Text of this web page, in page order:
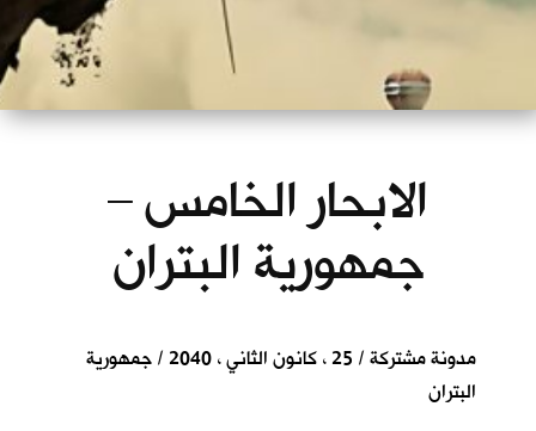
الابحار الخامس –
جمهورية البتران
مدونة مشتركة / 25 ، كانون الثاني ، 2040 / جمهورية
البتران